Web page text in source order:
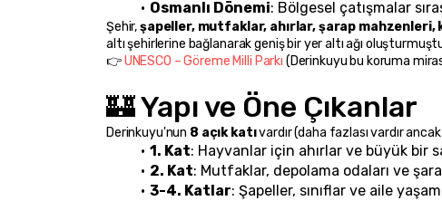
Osmanlı Dönemi: Bölgesel çatışmalar
Şehir, şapeller, mutfaklar, ahırlar, şarap mahzenleri,
altı şehirlerine bağlanarak geniş bir yer altı ağı
👉 UNESCO – Göreme Milli Parkı (Derinkuyu bu koruma
🏰 Yapı ve Öne Çıkanlar
Derinkuyu'nun 8 açık katı vardır (daha fazlası vardır
1. Kat: Hayvanlar için ahırlar ve büyük bir
2. Kat: Mutfaklar, depolama odaları ve
3-4. Katlar: Şapeller, sınıflar ve aile